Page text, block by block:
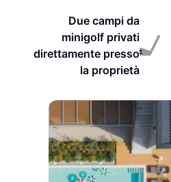
Due campi da
minigolf privati
direttamente presso
la proprietà